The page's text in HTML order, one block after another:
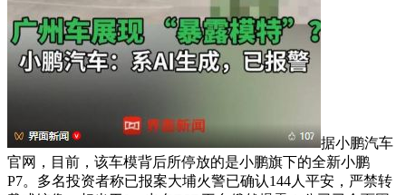
据小鹏汽车
官网，目前，该车模背后所停放的是小鹏旗下的全新小鹏
P7。多名投资者称已报案大埔火警已确认144人平安，严禁转